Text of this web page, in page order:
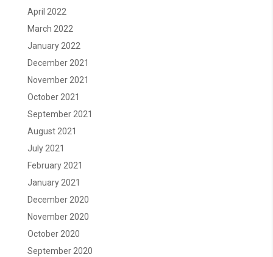
April 2022
March 2022
January 2022
December 2021
November 2021
October 2021
September 2021
August 2021
July 2021
February 2021
January 2021
December 2020
November 2020
October 2020
September 2020